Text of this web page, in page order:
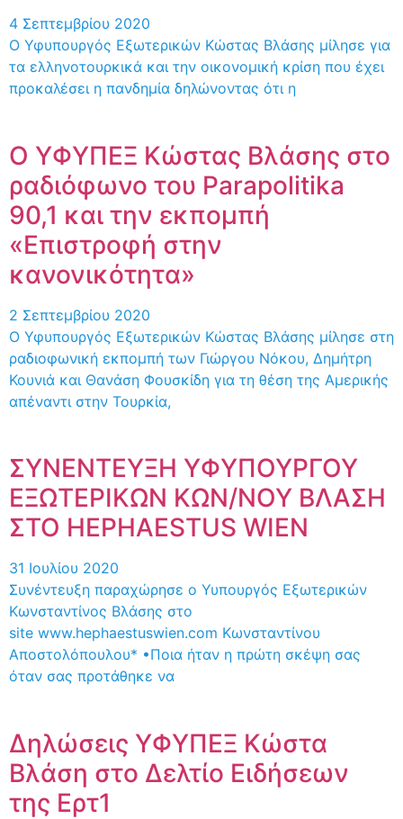
4 Σεπτεμβρίου 2020
Ο Υφυπουργός Εξωτερικών Κώστας Βλάσης μίλησε για
τα ελληνοτουρκικά και την οικονομική κρίση που έχει
προκαλέσει η πανδημία δηλώνοντας ότι η
Ο ΥΦΥΠΕΞ Κώστας Βλάσης στο
ραδιόφωνο του Parapolitika
90,1 και την εκπομπή
«Επιστροφή στην
κανονικότητα»
2 Σεπτεμβρίου 2020
Ο Υφυπουργός Εξωτερικών Κώστας Βλάσης μίλησε στη
ραδιοφωνική εκπομπή των Γιώργου Νόκου, Δημήτρη
Κουνιά και Θανάση Φουσκίδη για τη θέση της Αμερικής
απέναντι στην Τουρκία,
ΣΥΝΕΝΤΕΥΞΗ ΥΦΥΠΟΥΡΓΟΥ
ΕΞΩΤΕΡΙΚΩΝ ΚΩΝ/ΝΟΥ ΒΛΑΣΗ
ΣΤΟ HEPHAESTUS WIEN
31 Ιουλίου 2020
Συνέντευξη παραχώρησε ο Υυπουργός Εξωτερικών
Κωνσταντίνος Βλάσης στο
site www.hephaestuswien.com Κωνσταντίνου
Αποστολόπουλου* •Ποια ήταν η πρώτη σκέψη σας
όταν σας προτάθηκε να
Δηλώσεις ΥΦΥΠΕΞ Κώστα
Βλάση στο Δελτίο Ειδήσεων
της Ερτ1